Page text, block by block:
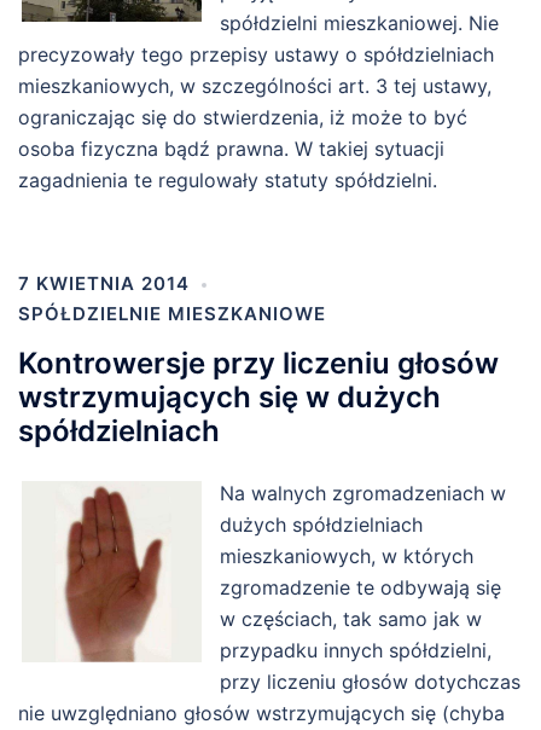
spółdzielni mieszkaniowej. Nie
precyzowały tego przepisy ustawy o spółdzielniach
mieszkaniowych, w szczególności art. 3 tej ustawy,
ograniczając się do stwierdzenia, iż może to być
osoba fizyczna bądź prawna. W takiej sytuacji
zagadnienia te regulowały statuty spółdzielni.
7 KWIETNIA 2014
SPÓŁDZIELNIE MIESZKANIOWE
Kontrowersje przy liczeniu głosów
wstrzymujących się w dużych
spółdzielniach
Na walnych zgromadzeniach w
dużych spółdzielniach
mieszkaniowych, w których
zgromadzenie te odbywają się
w częściach, tak samo jak w
przypadku innych spółdzielni,
przy liczeniu głosów dotychczas
nie uwzględniano głosów wstrzymujących się (chyba